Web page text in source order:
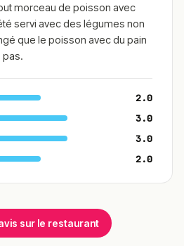
à emporter ou en
pour sa cuisine de
renouvelée chaque semaine et
Le rapport qualité-prix et le
pas de Saint-Maclou. Compte
guider par les propositions du
morceau de poisson avec
servi avec des légumes non
que le poisson avec du pain
pas.
2.0
3.0
3.0
2.0
sur le restaurant